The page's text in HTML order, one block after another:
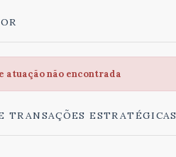
atuação não encontrada
TRANSAÇÕES ESTRATÉGICAS